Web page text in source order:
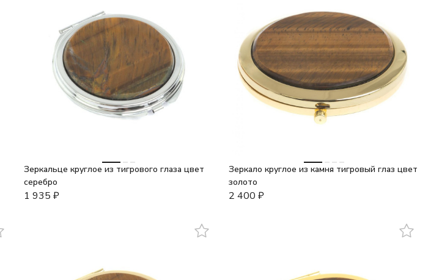
Зеркальце круглое из тигрового глаза цвет
серебро
1 935 ₽
Зеркало круглое из камня тигровый глаз цвет
золото
2 400 ₽